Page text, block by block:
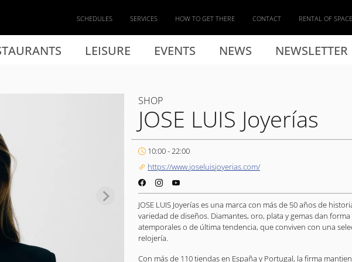
LEISURE EVENTS NEWS NEWSLETTER
SCHEDULES SERVICES HOW TO GET THERE CONTACT RENTAL OF
SHOP
JOSE LUIS Joyerías
10:00 - 22:00
https://www.joseluisjoyerias.com/
JOSE LUIS Joyerías es una marca con más de 50 años de
variedad de diseños. Diamantes, oro, plata y gemas dan
atemporales o de última tendencia, que conviven con una
relojería.
Con más de 110 tiendas en España y Portugal, la firma